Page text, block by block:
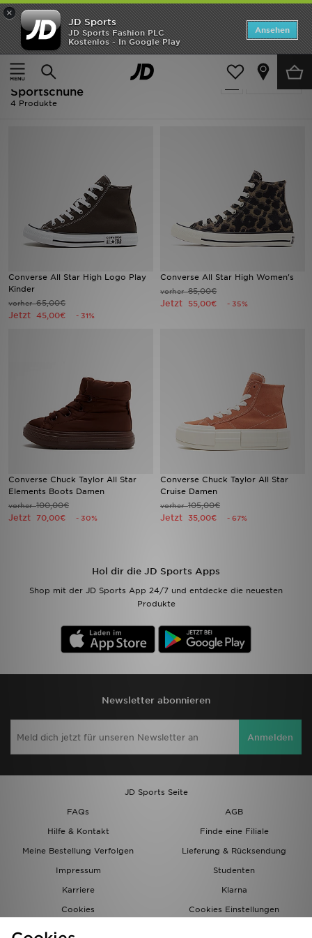
×
JD Sports
JD Sports Fashion PLC
Kostenlos - In Google Play
Ansehen
Home
Ausverkauf | Braun Converse Sportschuhe
Verfeinern
Ausverkauf | Braun Converse
Sportschuhe
4 Produkte
Converse All Star High Logo Play
Kinder
vorher65,00€
Jetzt 45,00€ - 31%
Converse All Star High Women's
vorher85,00€
Jetzt 55,00€ - 35%
Converse Chuck Taylor All Star
Elements Boots Damen
vorher100,00€
Jetzt 70,00€ - 30%
Converse Chuck Taylor All Star
Cruise Damen
vorher105,00€
Jetzt 35,00€ - 67%
Hol dir die JD Sports Apps
Shop mit der JD Sports App 24/7 und entdecke die neuesten
Produkte
Newsletter abonnieren
Anmelden
JD Sports Seite
FAQs
AGB
Hilfe & Kontakt
Finde eine Filiale
Meine Bestellung Verfolgen
Lieferung & Rücksendung
Impressum
Studenten
Karriere
Klarna
Cookies
Cookies Einstellungen
ANGEBOTE
Neuheiten
Herren
Fußball
Sport
Lade die APP
Hilfe & Kontakt
Geschenkgutschein
Blog